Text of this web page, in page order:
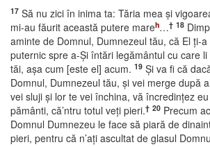
17 Să nu zici în inima ta: Tăria mea şi
mi-au făurit această putere mareh…† 18
aminte de Domnul, Dumnezeul tău, că El ţi-
puternic spre a-Şi întări legământul cu care li
tăi, aşa cum [este el] acum. 19 Şi va fi că
Domnul, Dumnezeul tău, şi vei merge după
vei sluji şi lor te vei închina, vă încredinţez
pământi, că’ntru totul veţi pieri.† 20 Precum
Domnul Dumnezeu le face să piară de
pieri, pentru că n’aţi ascultat de glasul